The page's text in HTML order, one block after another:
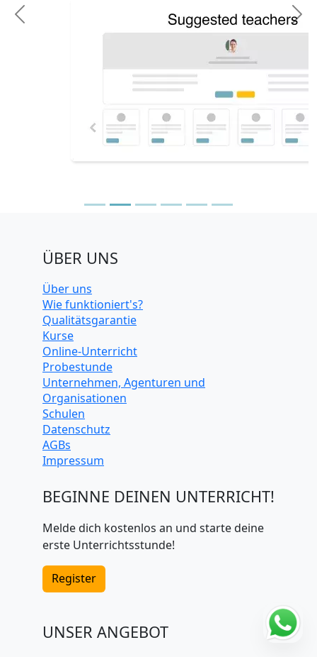
Einzelunterricht bei
Wahl nehmen. Du
Unterrichtsgruppe
andere Schüler
Kosten
Previous
ÜBER UNS
Über uns
Wie funktioniert's?
Qualitätsgarantie
Kurse
Online-Unterricht
Probestunde
Unternehmen, Agenturen und
Organisationen
Schulen
Datenschutz
AGBs
Impressum
BEGINNE DEINEN UNTERRICHT!
Melde dich kostenlos an und starte deine
erste Unterrichtsstunde!
Register
UNSER ANGEBOT